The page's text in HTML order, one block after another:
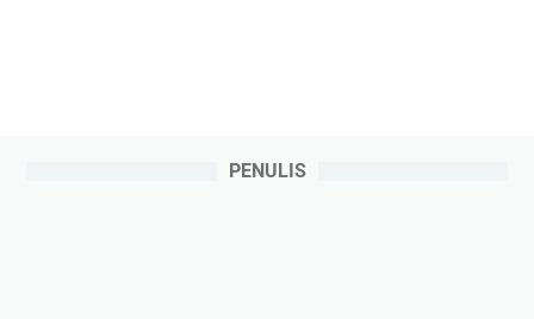
PENULIS